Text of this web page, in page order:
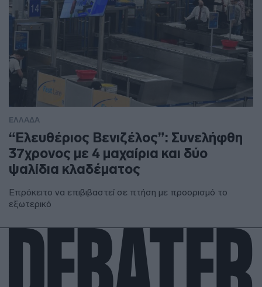
ΕΛΛΑΔΑ
“Ελευθέριος Βενιζέλος”: Συνελήφθη
37χρονος με 4 μαχαίρια και δύο
ψαλίδια κλαδέματος
Επρόκειτο να επιβιβαστεί σε πτήση με προορισμό το
εξωτερικό